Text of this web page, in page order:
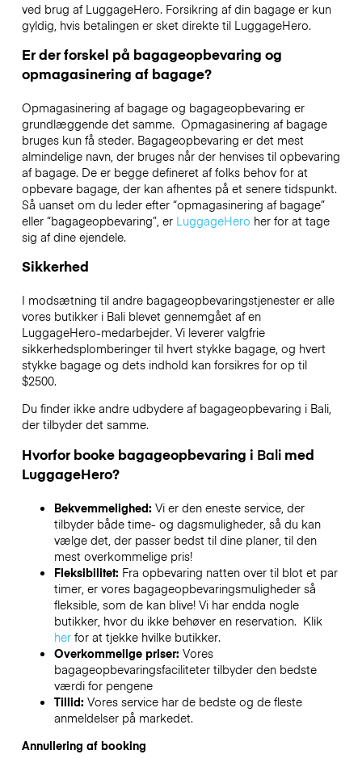
ved brug af LuggageHero. Forsikring af din bagage er kun
gyldig, hvis betalingen er sket direkte til LuggageHero.
Er der forskel på bagageopbevaring og
opmagasinering af bagage?
Opmagasinering af bagage og bagageopbevaring er
grundlæggende det samme. Opmagasinering af bagage
bruges kun få steder. Bagageopbevaring er det mest
almindelige navn, der bruges når der henvises til opbevaring
af bagage. De er begge defineret af folks behov for at
opbevare bagage, der kan afhentes på et senere tidspunkt.
Så uanset om du leder efter “opmagasinering af bagage”
eller “bagageopbevaring”, erLuggageHero her for at tage
sig af dine ejendele.
Sikkerhed
I modsætning til andre bagageopbevaringstjenesterer alle
vores butikker i Baliblevet gennemgået af en
LuggageHero-medarbejder. Vi leverer valgfrie
sikkerhedsplomberinger til hvert stykke bagage, og hvert
stykke bagage og dets indhold kan forsikres for op til
$2500.
Du finder ikke andre udbydere af bagageopbevaring i Bali,
der tilbyder det samme.
Hvorfor booke bagageopbevaring i Balimed
LuggageHero?
Bekvemmelighed: Vi er den eneste service, der
tilbyder både time- og dagsmuligheder, så du kan
vælge det, der passer bedst til dine planer, til den
mest overkommelige pris!
Fleksibilitet: Fra opbevaring natten over til blot et par
timer, er vores bagageopbevaringsmuligheder så
fleksible, som de kan blive! Vi har endda nogle
butikker, hvor du ikke behøver en reservation. Klik
herfor at tjekke hvilke butikker.
Overkommelige priser: Vores
bagageopbevaringsfaciliteter tilbyder den bedste
værdi for pengene
Tillid: Vores service har de bedste og de fleste
anmeldelser på markedet.
Annullering af booking